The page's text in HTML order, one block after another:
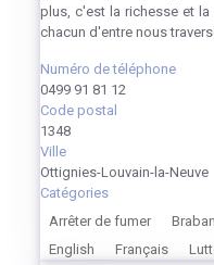
plus, c'est la richesse et
chacun d'entre nous
Numéro de téléphone
0499 91 81 12
Code postal
1348
Ville
Ottignies-Louvain-la-Neuve
Catégories
Arrêter de fumer
English
Français